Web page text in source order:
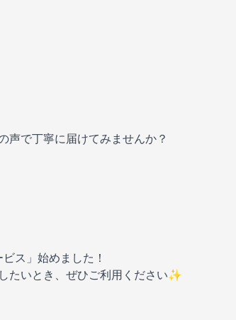
声で丁寧に届けてみませんか？
ス」始めました！
たいとき、ぜひご利用ください✨